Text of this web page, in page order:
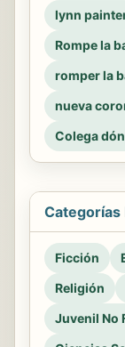
lynn
Rompe la
romper la
nueva
Colega
Categorías
Ficción
Religión
Juvenil No